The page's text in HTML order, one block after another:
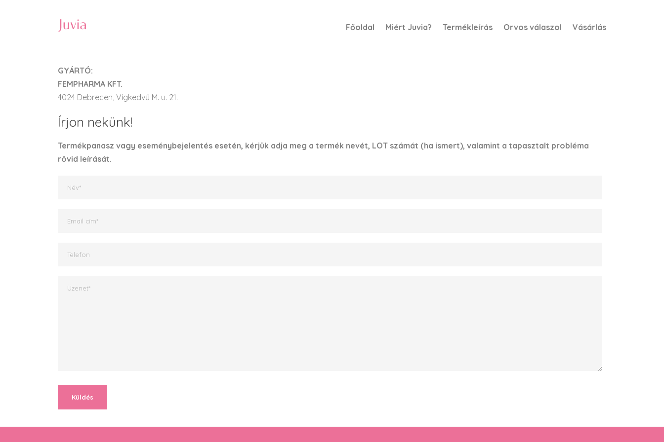
Főoldal Miért Juvia? Termékleírás Orvos válaszol Vásárlás
GYÁRTÓ:
FEMPHARMA KFT.
4024 Debrecen, Vígkedvű M. u. 21.
Írjon nekünk!
Termékpanasz vagy eseménybejelentés esetén, kérjük adja meg a termék nevét, LOT számát (ha ismert), valamint a tapasztalt probléma
rövid leírását.